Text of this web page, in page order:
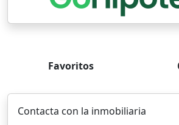
Favoritos
Contacta con la inmobiliaria